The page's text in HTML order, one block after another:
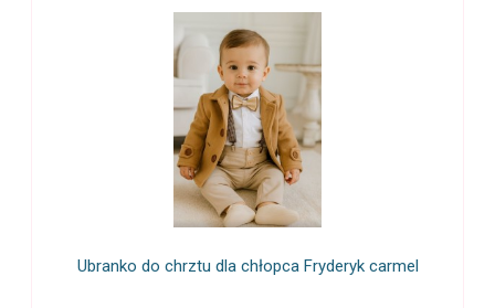
Ubranko do chrztu dla chłopca Fryderyk carmel